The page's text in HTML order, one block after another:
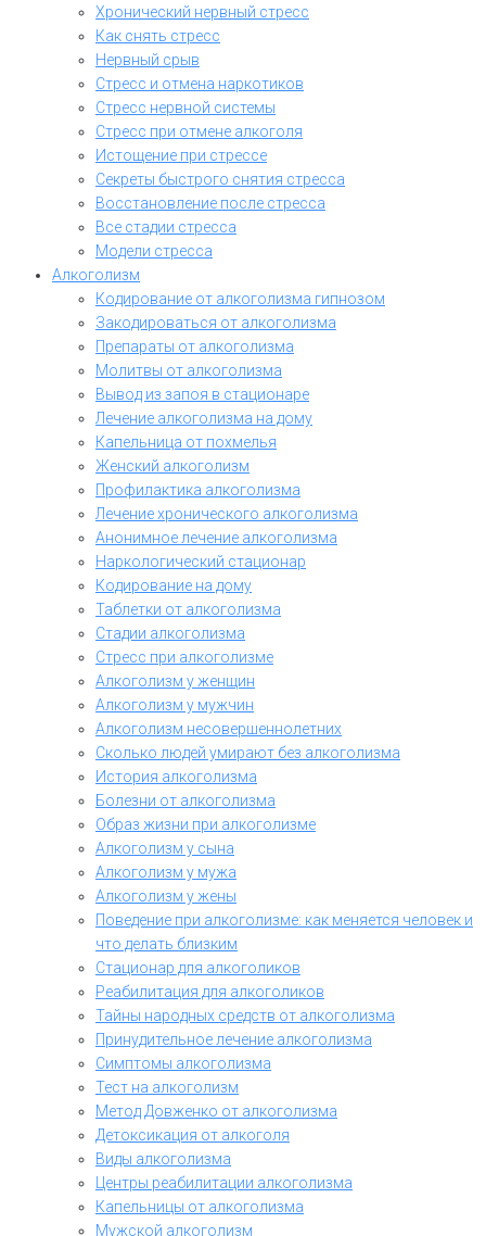
Хронический нервный стресс
Как снять стресс
Нервный срыв
Стресс и отмена наркотиков
Стресс нервной системы
Стресс при отмене алкоголя
Истощение при стрессе
Секреты быстрого снятия стресса
Восстановление после стресса
Все стадии стресса
Модели стресса
Алкоголизм
Кодирование от алкоголизма гипнозом
Закодироваться от алкоголизма
Препараты от алкоголизма
Молитвы от алкоголизма
Вывод из запоя в стационаре
Лечение алкоголизма на дому
Капельница от похмелья
Женский алкоголизм
Профилактика алкоголизма
Лечение хронического алкоголизма
Анонимное лечение алкоголизма
Наркологический стационар
Кодирование на дому
Таблетки от алкоголизма
Стадии алкоголизма
Стресс при алкоголизме
Алкоголизм у женщин
Алкоголизм у мужчин
Алкоголизм несовершеннолетних
Сколько людей умирают без алкоголизма
История алкоголизма
Болезни от алкоголизма
Образ жизни при алкоголизме
Алкоголизм у сына
Алкоголизм у мужа
Алкоголизм у жены
Поведение при алкоголизме: как меняется человек и
что делать близким
Стационар для алкоголиков
Реабилитация для алкоголиков
Тайны народных средств от алкоголизма
Принудительное лечение алкоголизма
Симптомы алкоголизма
Тест на алкоголизм
Метод Довженко от алкоголизма
Детоксикация от алкоголя
Виды алкоголизма
Центры реабилитации алкоголизма
Капельницы от алкоголизма
Мужской алкоголизм